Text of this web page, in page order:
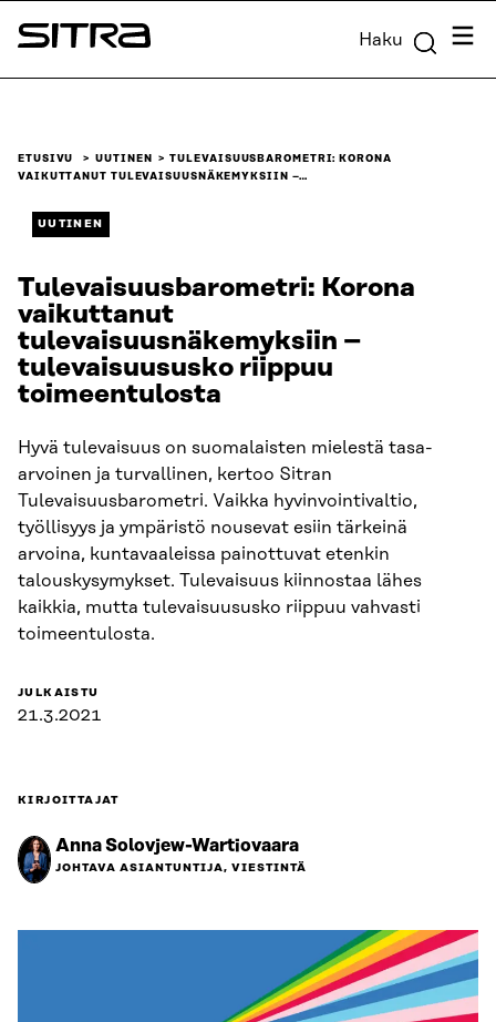
Siirry
suoraan
Sitra Haku
ETUSIVU UUTINEN
TULEVAISUUSBAROMETRI: KORONA
VAIKUTTANUT TULEVAISUUSNÄKEMYKSIIN –…
UUTINEN
Tulevaisuusbarometri: Korona
vaikuttanut
tulevaisuusnäkemyksiin –
tulevaisuususko riippuu
toimeentulosta
Hyvä tulevaisuus on suomalaisten mielestä tasa-
arvoinen ja turvallinen, kertoo Sitran
Tulevaisuusbarometri. Vaikka hyvinvointivaltio,
työllisyys ja ympäristö nousevat esiin tärkeinä
arvoina, kuntavaaleissa painottuvat etenkin
talouskysymykset. Tulevaisuus kiinnostaa lähes
kaikkia, mutta tulevaisuususko riippuu vahvasti
toimeentulosta.
JULKAISTU
21.3.2021
KIRJOITTAJAT
Anna Solovjew-Wartiovaara
JOHTAVA ASIANTUNTIJA, VIESTINTÄ